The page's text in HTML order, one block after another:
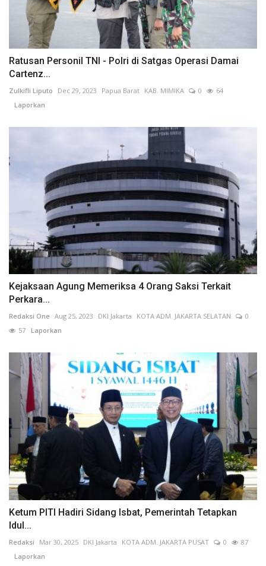
Ratusan Personil TNI - Polri di Satgas Operasi Damai
Cartenz...
Zulkifli Liputo Dec 29, 2023 Papua Barat KAB. MIMIKA 0
64
Laporkan
Kejaksaan Agung Memeriksa 4 Orang Saksi Terkait
Perkara...
Redaksi One Aug 25, 2023 DKI Jakarta KOTA ADM. JAKARTA SELATAN
0
57 Laporkan
Ketum PITI Hadiri Sidang Isbat, Pemerintah Tetapkan
Idul...
Redaksi Mar 30, 2025 DKI Jakarta KOTA ADM. JAKARTA PUSAT 0
87
Laporkan